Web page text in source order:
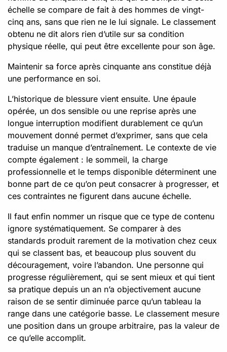
échelle se compare de fait à des hommes de vingt-
cinq ans, sans que rien ne le lui signale. Le classement
obtenu ne dit alors rien d’utile sur sa condition
physique réelle, qui peut être excellente pour son âge.
Maintenir sa force après cinquante ans constitue déjà
une performance en soi.
L’historique de blessure vient ensuite. Une épaule
opérée, un dos sensible ou une reprise après une
longue interruption modifient durablement ce qu’un
mouvement donné permet d’exprimer, sans que cela
traduise un manque d’entraînement. Le contexte de vie
compte également : le sommeil, la charge
professionnelle et le temps disponible déterminent une
bonne part de ce qu’on peut consacrer à progresser, et
ces contraintes ne figurent dans aucune échelle.
Il faut enfin nommer un risque que ce type de contenu
ignore systématiquement. Se comparer à des
standards produit rarement de la motivation chez ceux
qui se classent bas, et beaucoup plus souvent du
découragement, voire l’abandon. Une personne qui
progresse régulièrement, qui se sent mieux et qui tient
sa pratique depuis un an n’a objectivement aucune
raison de se sentir diminuée parce qu’un tableau la
range dans une catégorie basse. Le classement mesure
une position dans un groupe arbitraire, pas la valeur de
ce qu’elle accomplit.